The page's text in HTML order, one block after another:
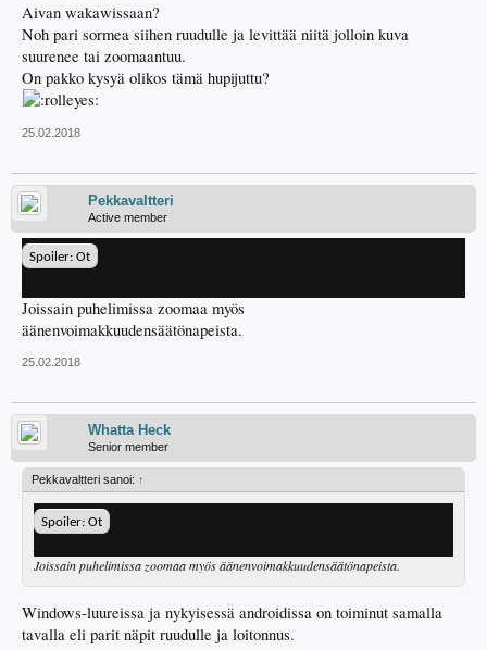
Aivan wakawissaan?
Noh pari sormea siihen ruudulle ja levittää niitä jolloin kuva
suurenee tai zoomaantuu.
On pakko kysyä olikos tämä hupijuttu?
25.02.2018
Pekkavaltteri
Active member
Spoiler: Ot
Joissain puhelimissa zoomaa myös
äänenvoimakkuudensäätönapeista.
25.02.2018
Whatta Heck
Senior member
Pekkavaltteri sanoi: ↑
Spoiler: Ot
Joissain puhelimissa zoomaa myös äänenvoimakkuudensäätönapeista.
Windows-luureissa ja nykyisessä androidissa on toiminut samalla
tavalla eli parit näpit ruudulle ja loitonnus.